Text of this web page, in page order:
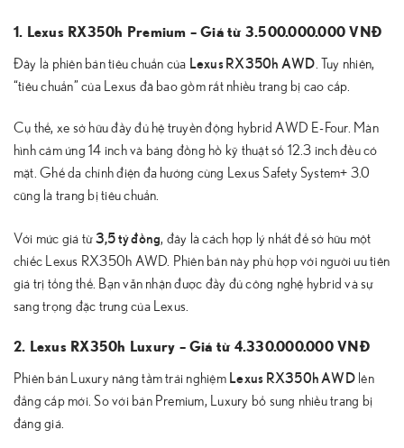
1. Lexus RX350h Premium – Giá từ 3.500.000.000 VNĐ
Đây là phiên bản tiêu chuẩn của Lexus RX350h AWD . Tuy nhiên,
“tiêu chuẩn” của Lexus đã bao gồm rất nhiều trang bị cao cấp.
Cụ thể, xe sở hữu đầy đủ hệ truyền động hybrid AWD E-Four. Màn
hình cảm ứng 14 inch và bảng đồng hồ kỹ thuật số 12.3 inch đều có
mặt. Ghế da chỉnh điện đa hướng cùng Lexus Safety System+ 3.0
cũng là trang bị tiêu chuẩn.
Với mức giá từ3,5 tỷ đồng, đây là cách hợp lý nhất để sở hữu một
chiếc Lexus RX350h AWD. Phiên bản này phù hợp với người ưu tiên
giá trị tổng thể. Bạn vẫn nhận được đầy đủ công nghệ hybrid và sự
sang trọng đặc trưng của Lexus.
2. Lexus RX350h Luxury – Giá từ 4.330.000.000 VNĐ
Phiên bản Luxury nâng tầm trải nghiệm Lexus RX350h AWDlên
đẳng cấp mới. So với bản Premium, Luxury bổ sung nhiều trang bị
đáng giá.